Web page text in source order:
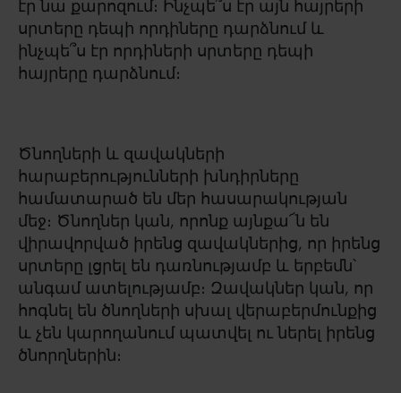
էր նա քարոզում։ Ինչպե՞ս էր այն հայրերի
սրտերը դեպի որդիները դարձնում և
ինչպե՞ս էր որդիների սրտերը դեպի
հայրերը դարձնում։
Ծնողների և զավակների
հարաբերությունների խնդիրները
համատարած են մեր հասարակության
մեջ։ Ծնողներ կան, որոնք այնքա՜ն են
վիրավորված իրենց զավակներից, որ իրենց
սրտերը լցրել են դառնությամբ և երբեմն՝
անգամ ատելությամբ։ Զավակներ կան, որ
հոգնել են ծնողների սխալ վերաբերմունքից
և չեն կարողանում պատվել ու ներել իրենց
ծնորղներին։